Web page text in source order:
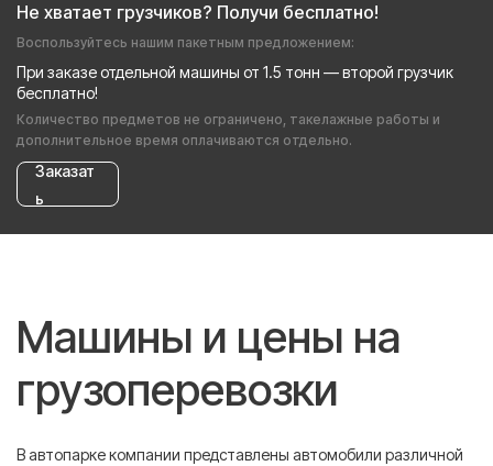
Не хватает грузчиков? Получи бесплатно!
Воспользуйтесь нашим пакетным предложением:
При заказе отдельной машины от 1.5 тонн — второй грузчик
бесплатно!
Количество предметов не ограничено, такелажные работы и
дополнительное время оплачиваются отдельно.
Заказат
ь
Машины и цены на
грузоперевозки
В автопарке компании представлены автомобили различной